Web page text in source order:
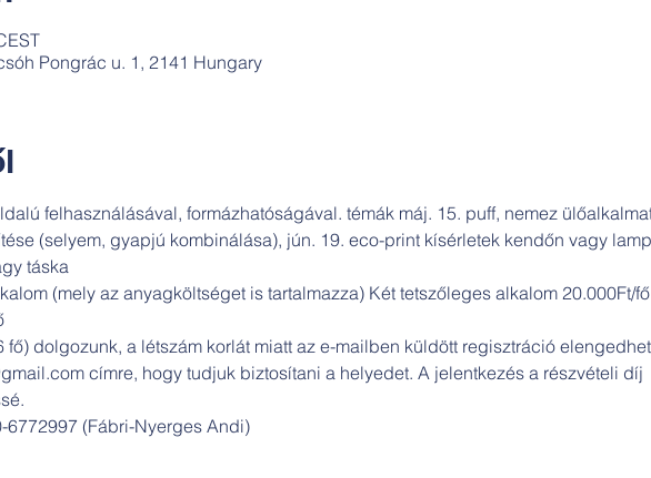
Pongrác u. 1, 2141 Hungary
felhasználásával, formázhatóságával. témák máj. 15. puff, nemez
(selyem, gyapjú kombinálása), jún. 19. eco-print kísérletek kendőn vagy
táska
(mely az anyagköltséget is tartalmazza) Két tetszőleges alkalom 20.000Ft/
fő) dolgozunk, a létszám korlát miatt az e-mailben küldött regisztráció
címre, hogy tudjuk biztosítani a helyedet. A jelentkezés a részvételi díj
(Fábri-Nyerges Andi)